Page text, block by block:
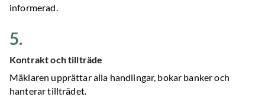
informerad.
5.
Kontrakt och tillträde
Mäklaren upprättar alla handlingar, bokar banker och
hanterar tillträdet.